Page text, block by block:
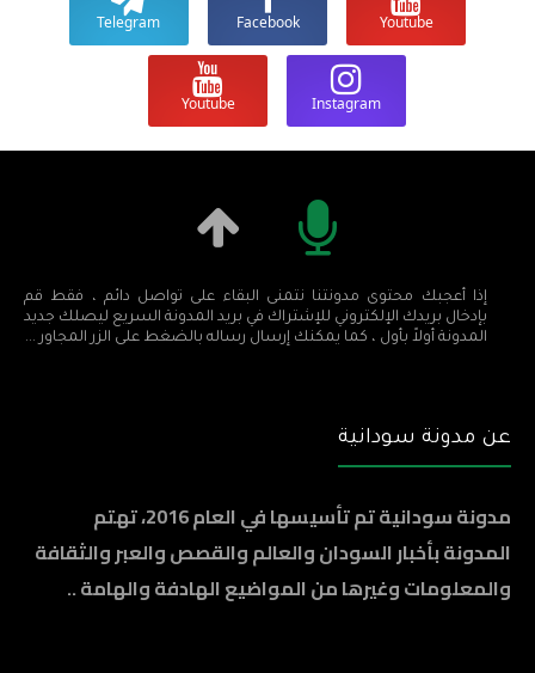
Youtube
Facebook
Telegram
Instagram
Youtube
إذا أعجبك محتوى مدونتنا نتمنى البقاء على تواصل دائم ، فقط قم
بإدخال بريدك الإلكتروني للإشتراك في بريد المدونة السريع ليصلك جديد
المدونة أولاً بأول ، كما يمكنك إرسال رساله بالضغط على الزر المجاور ...
عن مدونة سودانية
مدونة سودانية تم تأسيسها في العام 2016، تهتم
المدونة بأخبار السودان والعالم والقصص والعبر والثقافة
والمعلومات وغيرها من المواضيع الهادفة والهامة ..